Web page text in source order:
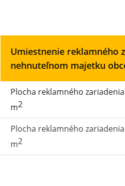
Umiestnenie reklamného
nehnuteľnom majetku
Plocha reklamného
m2
Plocha reklamného
m2